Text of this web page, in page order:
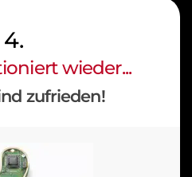
4.
wieder...
zufrieden!